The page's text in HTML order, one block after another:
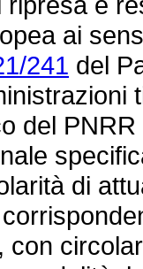
ai
241 del
del
di
con